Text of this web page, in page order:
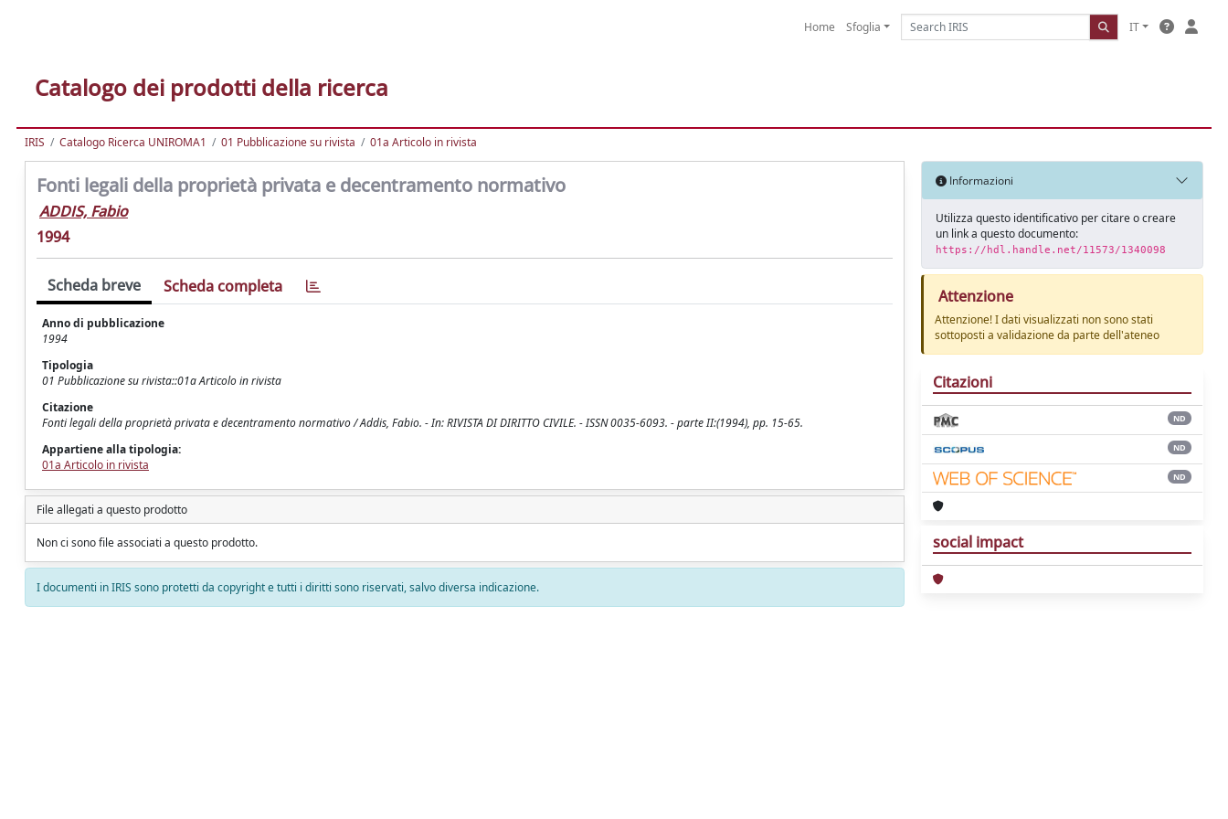
Home Sfoglia IT
Catalogo dei prodotti della ricerca
IRIS Catalogo Ricerca UNIROMA1 01 Pubblicazione su rivista 01a Articolo in rivista
Fonti legali della proprietà privata e decentramento normativo
ADDIS, Fabio
1994
Scheda breve Scheda completa
Anno di pubblicazione
1994
Tipologia
01 Pubblicazione su rivista::01a Articolo in rivista
Citazione
Fonti legali della proprietà privata e decentramento normativo / Addis, Fabio. - In: RIVISTA DI DIRITTO CIVILE. - ISSN 0035-6093. - parte II:(1994), pp. 15-65.
Appartiene alla tipologia:
01a Articolo in rivista
File allegati a questo prodotto
Non ci sono file associati a questo prodotto.
I documenti in IRIS sono protetti da copyright e tutti i diritti sono riservati, salvo diversa indicazione.
Informazioni
Utilizza questo identificativo per citare o creare
un link a questo documento:
https://hdl.handle.net/11573/1340098
Attenzione
Attenzione! I dati visualizzati non sono stati
sottoposti a validazione da parte dell'ateneo
Citazioni
ND
ND
ND
social impact